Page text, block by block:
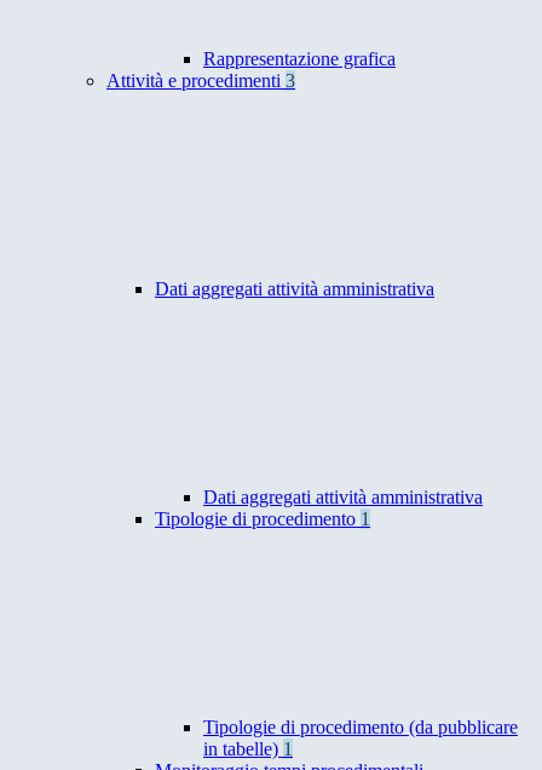
Rappresentazione grafica
Attività e procedimenti 3
Dati aggregati attività amministrativa
Dati aggregati attività amministrativa
Tipologie di procedimento 1
Tipologie di procedimento (da pubblicare
in tabelle) 1